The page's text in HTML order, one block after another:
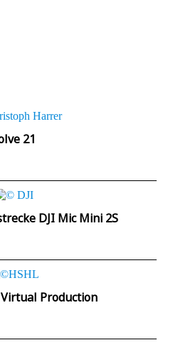
21
DJI Mic Mini 2S
Production